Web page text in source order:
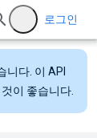
로그인
니다. 이 API
이 좋습니다.